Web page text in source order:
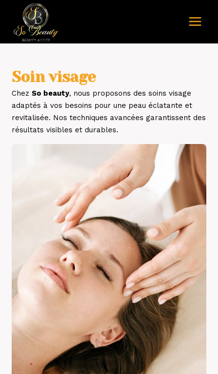
contenu
Soin visage
Chez So beauty, nous proposons des soins visage
adaptés à vos besoins pour une peau éclatante et
revitalisée. Nos techniques avancées garantissent des
résultats visibles et durables.